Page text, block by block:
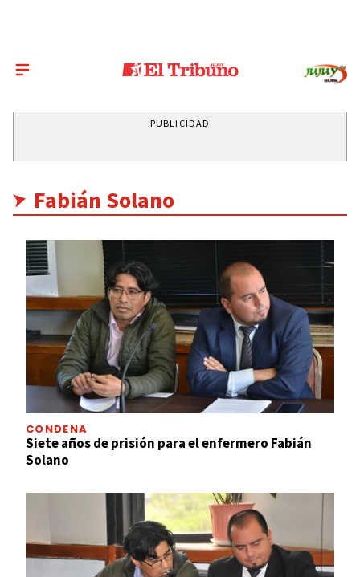
PUBLICIDAD
Fabián Solano
CONDENA
Siete años de prisión para el enfermero Fabián
Solano